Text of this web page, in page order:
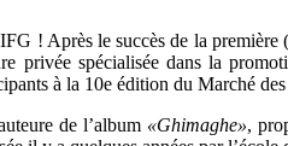
! Après le succès de la
privée spécialisée dans la
à la 10e édition du Marché
de l’album «Ghimaghe»,